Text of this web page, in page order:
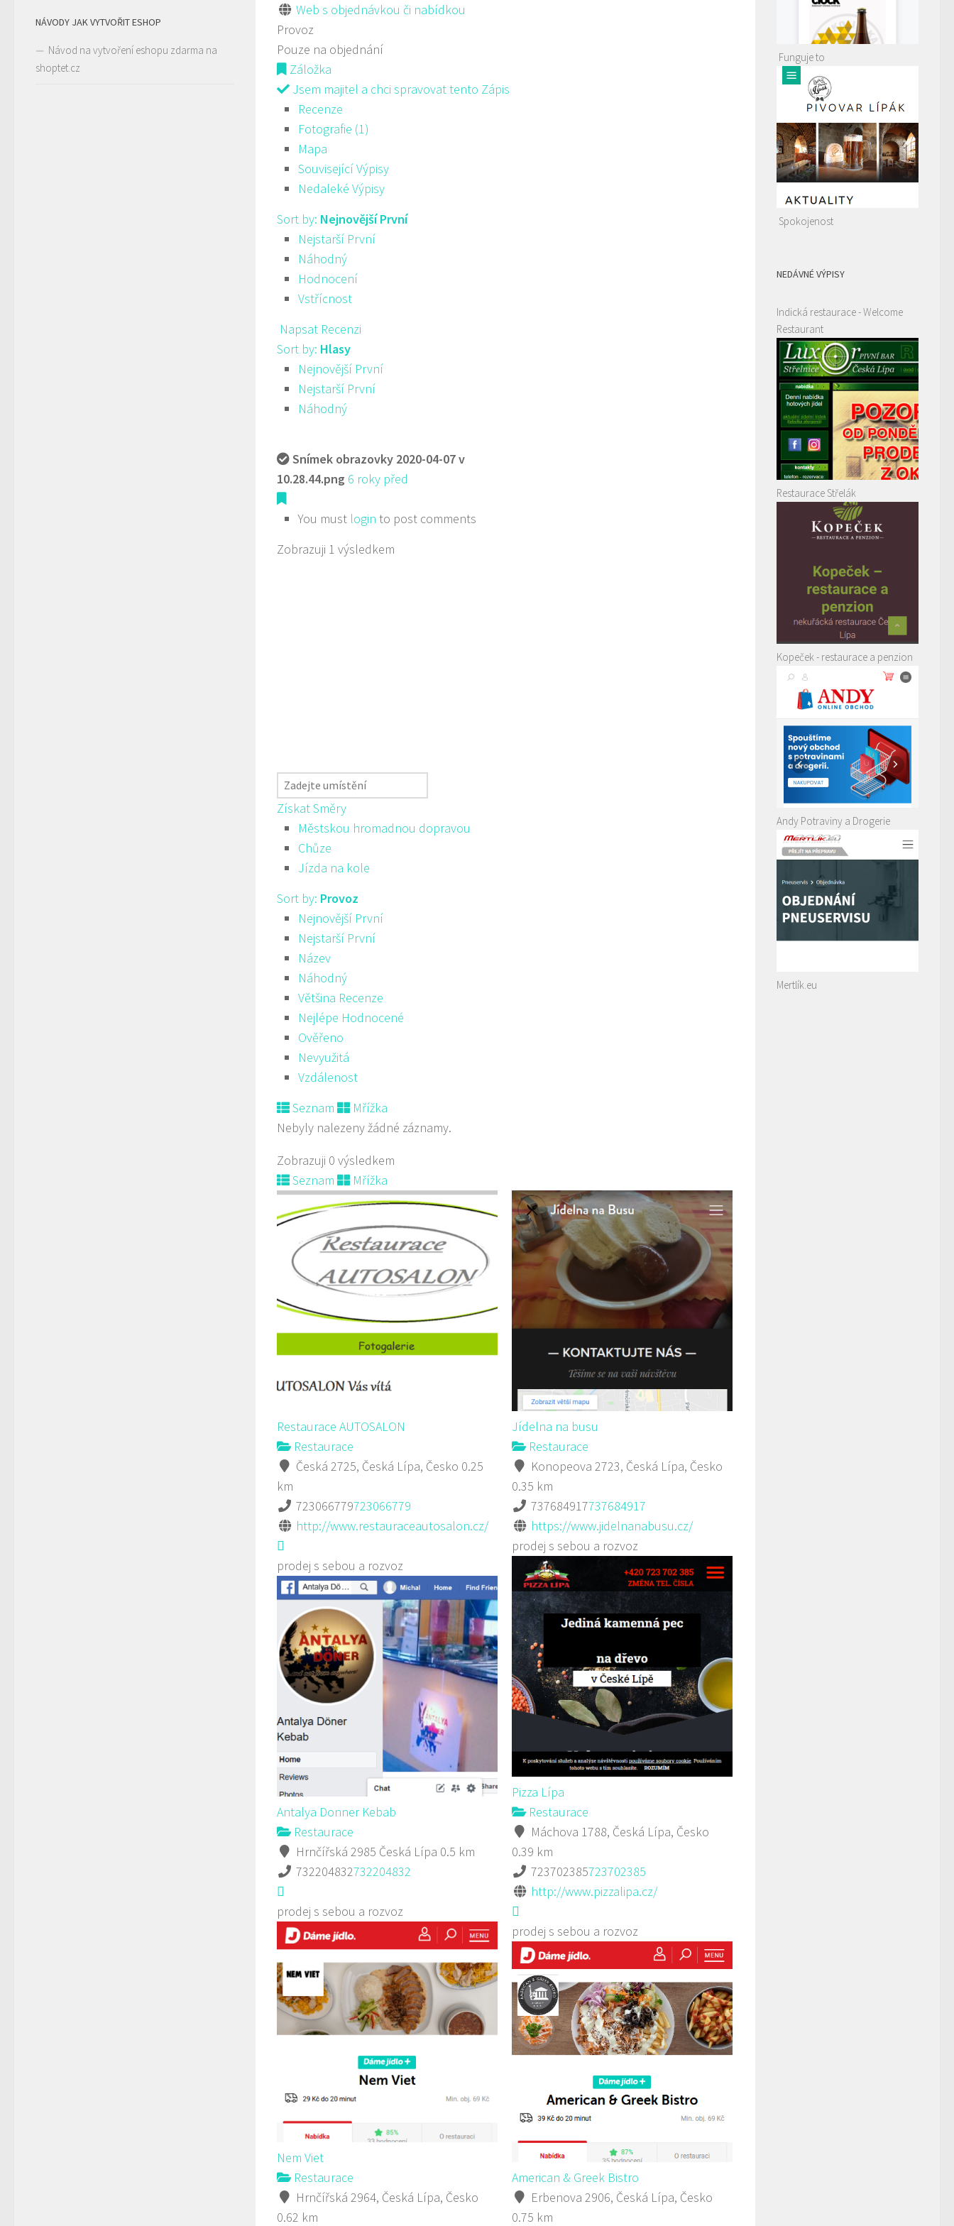
Web s objednávkou či nabídkou
Provoz
Pouze na objednání
Záložka
Jsem majitel a chci spravovat tento Zápis
Recenze
Fotografie (1)
Mapa
Související Výpisy
Nedaleké Výpisy
Sort by: Nejnovější První
Nejstarší První
Náhodný
Hodnocení
Vstřícnost
Napsat Recenzi
Sort by: Hlasy
Nejnovější První
Nejstarší První
Náhodný
Snímek obrazovky 2020-04-07 v
10.28.44.png 6 roky před
You must login to post comments
Zobrazuji 1 výsledkem
Získat Směry
Městskou hromadnou dopravou
Chůze
Jízda na kole
Sort by: Provoz
Nejnovější První
Nejstarší První
Název
Náhodný
Většina Recenze
Nejlépe Hodnocené
Ověřeno
Nevyužitá
Vzdálenost
Seznam
Mřížka
Nebyly nalezeny žádné záznamy.
Zobrazuji 0 výsledkem
Seznam
Mřížka
Restaurace AUTOSALON
Restaurace
Česká 2725, Česká Lípa, Česko 0.25
km
723066779723066779
http://www.restauraceautosalon.cz/
prodej s sebou a rozvoz
Jídelna na busu
Restaurace
Konopeova 2723, Česká Lípa, Česko
0.35 km
737684917737684917
https://www.jidelnanabusu.cz/
prodej s sebou a rozvoz
Pizza Lípa
Restaurace
Máchova 1788, Česká Lípa, Česko
0.39 km
723702385723702385
http://www.pizzalipa.cz/
prodej s sebou a rozvoz
Antalya Donner Kebab
Restaurace
Hrnčířská 2985 Česká Lípa 0.5 km
732204832732204832
prodej s sebou a rozvoz
Nem Viet
Restaurace
Hrnčířská 2964, Česká Lípa, Česko
0.62 km
American & Greek Bistro
Erbenova 2906, Česká Lípa, Česko
0.75 km
NÁVODY JAK VYTVOŘIT ESHOP
Návod na vytvoření eshopu zdarma na
shoptet.cz
Funguje to
Spokojenost
NEDÁVNÉ VÝPISY
Indická restaurace - Welcome
Restaurant
Restaurace Střelák
Kopeček - restaurace a penzion
Andy Potraviny a Drogerie
Mertlík.eu